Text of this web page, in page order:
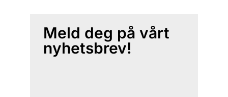
Meld deg på vårt
nyhetsbrev!